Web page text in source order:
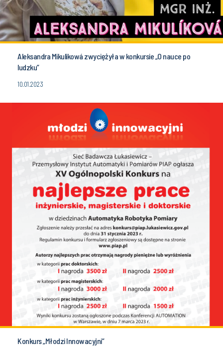
Aleksandra Mikulikowá zwyciężyła w konkursie „O nauce po
ludzku”
10.01.2023
Konkurs „Młodzi Innowacyjni”